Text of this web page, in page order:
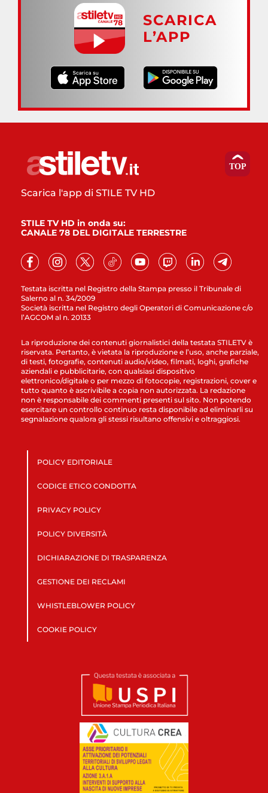
SCARICA
L’APP
Testata iscritta nel Registro della Stampa presso il Tribunale di
Salerno al n. 34/2009
Società iscritta nel Registro degli Operatori di Comunicazione c/o
l’AGCOM al n. 20133
Scarica l'app di STILE TV HD
STILE TV HD in onda su:
CANALE 78 DEL DIGITALE TERRESTRE
La riproduzione dei contenuti giornalistici della testata STILETV è
riservata. Pertanto, è vietata la riproduzione e l’uso, anche parziale,
di testi, fotografie, contenuti audio/video, filmati, loghi, grafiche
aziendali e pubblicitarie, con qualsiasi dispositivo
elettronico/digitale o per mezzo di fotocopie, registrazioni, cover e
tutto quanto è ascrivibile a copia non autorizzata. La redazione
non è responsabile dei commenti presenti sul sito. Non potendo
esercitare un controllo continuo resta disponibile ad eliminarli su
segnalazione qualora gli stessi risultano offensivi e oltraggiosi.
POLICY EDITORIALE
CODICE ETICO CONDOTTA
PRIVACY POLICY
POLICY DIVERSITÀ
DICHIARAZIONE DI TRASPARENZA
GESTIONE DEI RECLAMI
WHISTLEBLOWER POLICY
COOKIE POLICY